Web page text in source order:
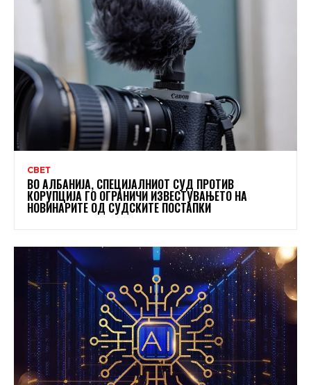
СВЕТ
ВО АЛБАНИЈА, СПЕЦИЈАЛНИОТ СУД ПРОТИВ
КОРУПЦИЈА ГО ОГРАНИЧИ ИЗВЕСТУВАЊЕТО НА
НОВИНАРИТЕ ОД СУДСКИТЕ ПОСТАПКИ